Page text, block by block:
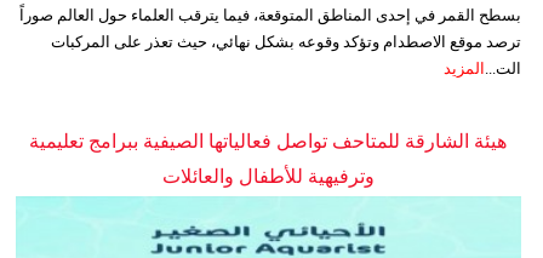
بسطح القمر في إحدى المناطق المتوقعة، فيما يترقب العلماء حول العالم صوراً
ترصد موقع الاصطدام وتؤكد وقوعه بشكل نهائي، حيث تعذر على المركبات
الت...
المزيد
هيئة الشارقة للمتاحف تواصل فعالياتها الصيفية ببرامج تعليمية
وترفيهية للأطفال والعائلات